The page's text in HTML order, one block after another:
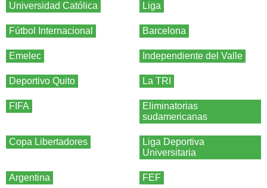
Universidad Católica Liga
Fútbol Internacional Barcelona
Emelec Independiente del Valle
Deportivo Quito La TRI
FIFA
Eliminatorias
sudamericanas
Copa Libertadores
Liga Deportiva
Universitaria
Argentina FEF